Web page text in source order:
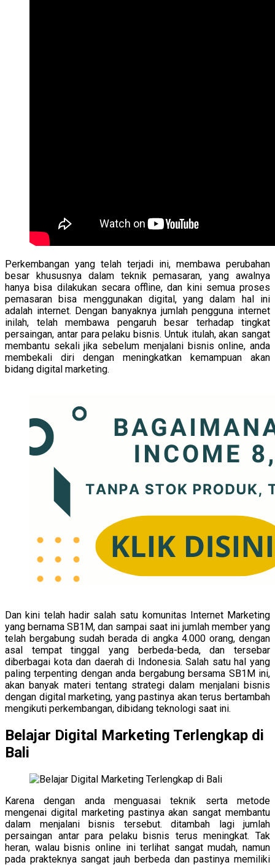
Perkembangan yang telah terjadi ini, membawa perubahan
besar khususnya dalam teknik pemasaran, yang awalnya
hanya bisa dilakukan secara offline, dan kini semua proses
pemasaran bisa menggunakan digital, yang dalam hal ini
adalah internet. Dengan banyaknya jumlah pengguna internet
inilah, telah membawa pengaruh besar terhadap tingkat
persaingan, antar para pelaku bisnis. Untuk itulah, akan sangat
membantu sekali jika sebelum menjalani bisnis online, anda
membekali diri dengan meningkatkan kemampuan akan
bidang digital marketing.
Dan kini telah hadir salah satu komunitas Internet Marketing
yang bernama SB1M, dan sampai saat ini jumlah member yang
telah bergabung sudah berada di angka 4.000 orang, dengan
asal tempat tinggal yang berbeda-beda, dan tersebar
diberbagai kota dan daerah di Indonesia. Salah satu hal yang
paling terpenting dengan anda bergabung bersama SB1M ini,
akan banyak materi tentang strategi dalam menjalani bisnis
dengan digital marketing, yang pastinya akan terus bertambah
mengikuti perkembangan, dibidang teknologi saat ini.
Belajar Digital Marketing Terlengkap di
Bali
Karena dengan anda menguasai teknik serta metode
mengenai digital marketing pastinya akan sangat membantu
dalam menjalani bisnis tersebut. ditambah lagi jumlah
persaingan antar para pelaku bisnis terus meningkat. Tak
heran, walau bisnis online ini terlihat sangat mudah, namun
pada prakteknya sangat jauh berbeda dan pastinya memiliki